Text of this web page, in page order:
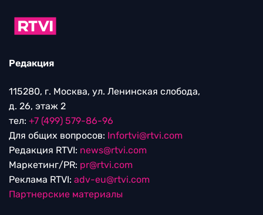
Редакция
115280, г. Москва, ул. Ленинская слобода,
д. 26, этаж 2
тел: +7 (499) 579-86-96
Для общих вопросов: Infortvi@rtvi.com
Редакция RTVI: news@rtvi.com
Маркетинг/PR: pr@rtvi.com
Реклама RTVI: adv-eu@rtvi.com
Партнерские материалы